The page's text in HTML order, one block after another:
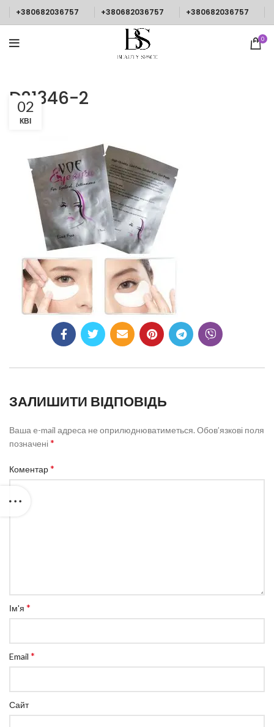
+380682036757 +380682036757 +380682036757
0
D21346-2
02
КВІ
ЗАЛИШИТИ ВІДПОВІДЬ
Ваша e-mail адреса не оприлюднюватиметься. Обов’язкові поля
позначені*
Коментар*
Ім'я *
Email *
Сайт